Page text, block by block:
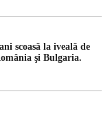
scoasă la iveală de
şi Bulgaria.